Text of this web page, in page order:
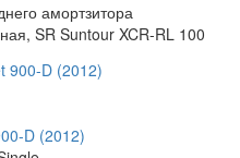
амортзитора
SR Suntour XCR-RL 100
D (2012)